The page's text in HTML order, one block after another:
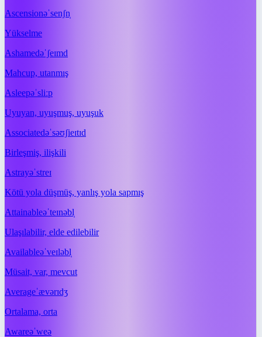
Ascensionəˈsenʃn̩
Yükselme
Ashamedəˈʃeɪmd
Mahcup, utanmış
Asleepəˈsliːp
Uyuyan, uyuşmuş, uyuşuk
Associatedəˈsəʊʃieɪtɪd
Birleşmiş, ilişkili
Astrayəˈstreɪ
Kötü yola düşmüş, yanlış yola sapmış
Attainableəˈteɪnəbl̩
Ulaşılabilir, elde edilebilir
Availableəˈveɪləbl̩
Müsait, var, mevcut
Averageˈævərɪdʒ
Ortalama, orta
Awareəˈweə